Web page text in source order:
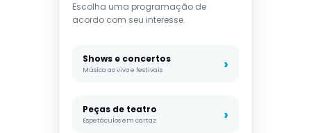
Escolha uma programação de
acordo com seu interesse.
Shows e concertos
Música ao vivo e festivais
Peças de teatro
Espetáculos em cartaz